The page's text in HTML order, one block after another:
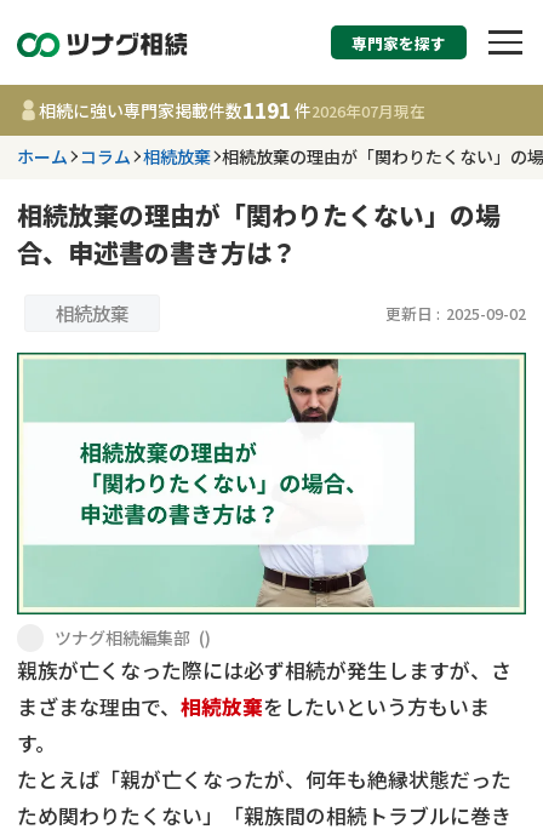
相続税申告・相続手
す
都道府県を選択
事務所
相談内容で探す
遺言書作成・遺言執行
相続登記
遺留分侵害額請求
相続手続き
家族信託
相続人調査
費用相場
コラム
相続手続き
遺言
遺産分割
相続登記
専門家を探す
相続に強い専門家掲載件数1191 件2026年07月現在
ホーム コラム 相続放棄 相続放棄の理由が「関わりたくない」の
相続放棄の理由が「関わりたくない」の場
合、申述書の書き方は？
相続放棄 更新日 : 2025-09-02
ツナグ相続編集部 ()
親族が亡くなった際には必ず相続が発生しますが、さ
まざまな理由で、 相続放棄をしたいという方もいま
す。
たとえば「親が亡くなったが、何年も絶縁状態だった
ため関わりたくない」「親族間の相続トラブルに巻き